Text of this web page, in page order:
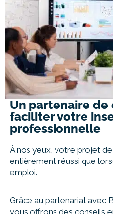
Un partenaire de
faciliter votre
professionnelle
À nos yeux, votre projet de
entièrement réussi que
emploi.
Grâce au partenariat avec
vous offrons des conseils